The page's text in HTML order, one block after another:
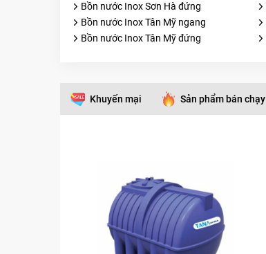
Bồn nước Inox Sơn Hà đứng
Bồn nước Inox Tân Mỹ ngang
Bồn nước Inox Tân Mỹ đứng
Khuyến mại Sản phẩm bán chạy